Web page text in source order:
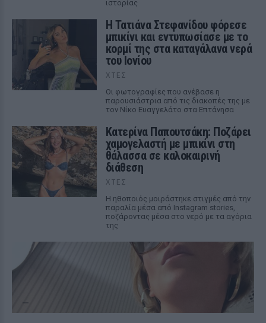
ιστορίας
Η Τατιάνα Στεφανίδου φόρεσε
μπικίνι και εντυπωσίασε με το
κορμί της στα καταγάλανα νερά
του Ιονίου
ΧΤΕΣ
Οι φωτογραφίες που ανέβασε η
παρουσιάστρια από τις διακοπές της με
τον Νίκο Ευαγγελάτο στα Επτάνησα
Κατερίνα Παπουτσάκη: Ποζάρει
χαμογελαστή με μπικίνι στη
θάλασσα σε καλοκαιρινή
διάθεση
ΧΤΕΣ
Η ηθοποιός μοιράστηκε στιγμές από την
παραλία μέσα από Instagram stories,
ποζάροντας μέσα στο νερό με τα αγόρια
της